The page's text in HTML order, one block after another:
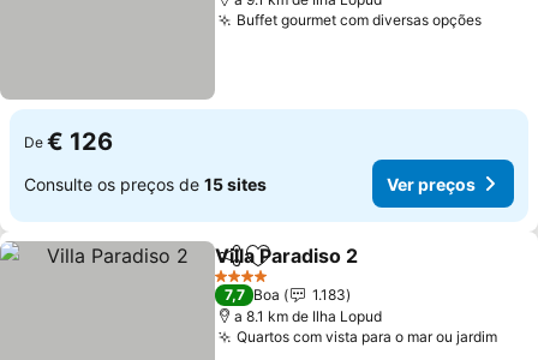
Buffet gourmet com diversas opções
De € 126
Consulte os preços de 15 sites Ver preços
PartilharAdicionar aos favoritos
Villa Paradiso 2
4 Estrelas
7,7 Boa
1.183
a 8.1 km de Ilha Lopud
Quartos com vista para o mar ou jardim